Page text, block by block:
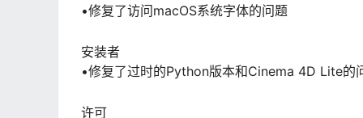
•修复了访问macOS系统字体的问题
安装者
•修复了过时的Python版本和Cinema 4D Lite的
许可